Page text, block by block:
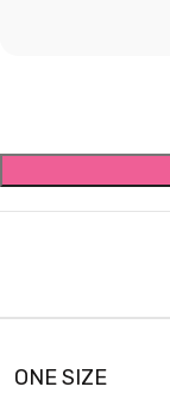
ONE SIZE